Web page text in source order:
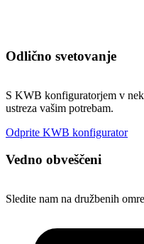
Odlično svetovanje
S KWB konfiguratorjem v
ustreza vašim potrebam.
Odprite KWB konfigurator
Vedno obveščeni
Sledite nam na družbenih